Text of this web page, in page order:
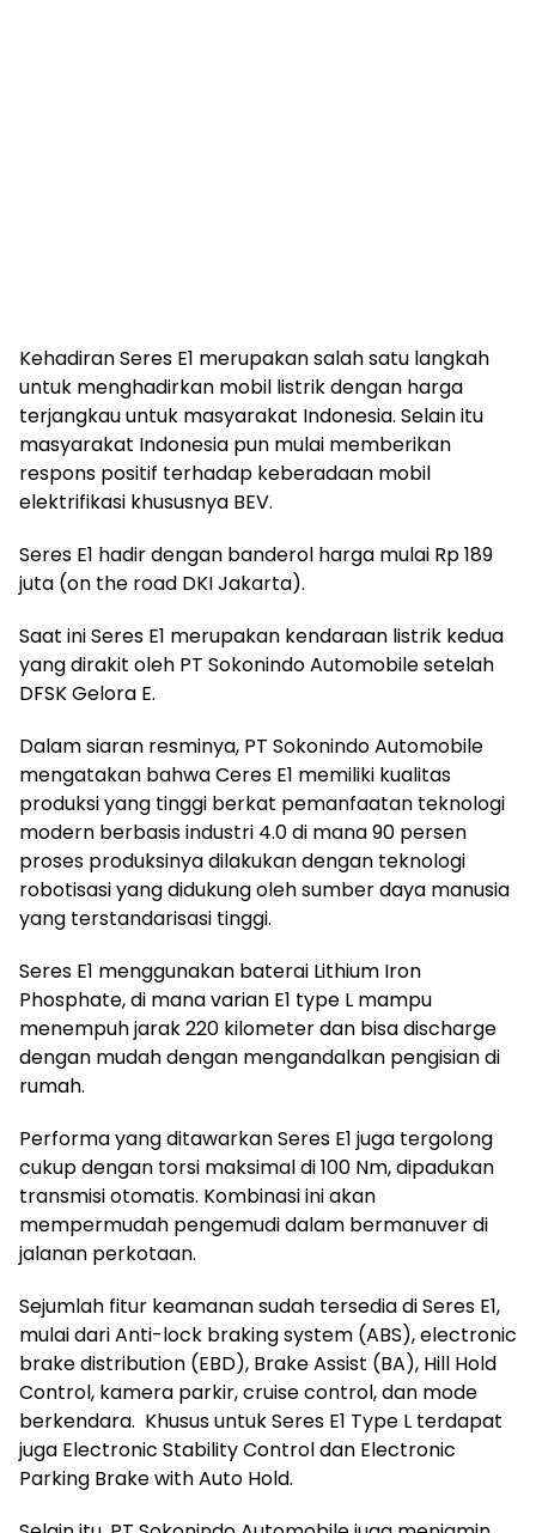
Kehadiran Seres E1 merupakan salah satu langkah
untuk menghadirkan mobil listrik dengan harga
terjangkau untuk masyarakat Indonesia. Selain itu
masyarakat Indonesia pun mulai memberikan
respons positif terhadap keberadaan mobil
elektrifikasi khususnya BEV.
Seres E1 hadir dengan banderol harga mulai Rp 189
juta (on the road DKI Jakarta).
Saat ini Seres E1 merupakan kendaraan listrik kedua
yang dirakit oleh PT Sokonindo Automobile setelah
DFSK Gelora E.
Dalam siaran resminya, PT Sokonindo Automobile
mengatakan bahwa Ceres E1 memiliki kualitas
produksi yang tinggi berkat pemanfaatan teknologi
modern berbasis industri 4.0 di mana 90 persen
proses produksinya dilakukan dengan teknologi
robotisasi yang didukung oleh sumber daya manusia
yang terstandarisasi tinggi.
Seres E1 menggunakan baterai Lithium Iron
Phosphate, di mana varian E1 type L mampu
menempuh jarak 220 kilometer dan bisa discharge
dengan mudah dengan mengandalkan pengisian di
rumah.
Performa yang ditawarkan Seres E1 juga tergolong
cukup dengan torsi maksimal di 100 Nm, dipadukan
transmisi otomatis. Kombinasi ini akan
mempermudah pengemudi dalam bermanuver di
jalanan perkotaan.
Sejumlah fitur keamanan sudah tersedia di Seres E1,
mulai dari Anti-lock braking system (ABS), electronic
brake distribution (EBD), Brake Assist (BA), Hill Hold
Control, kamera parkir, cruise control, dan mode
berkendara. Khusus untuk Seres E1 Type L terdapat
juga Electronic Stability Control dan Electronic
Parking Brake with Auto Hold.